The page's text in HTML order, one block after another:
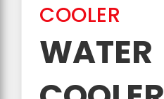
COOLER
WATER